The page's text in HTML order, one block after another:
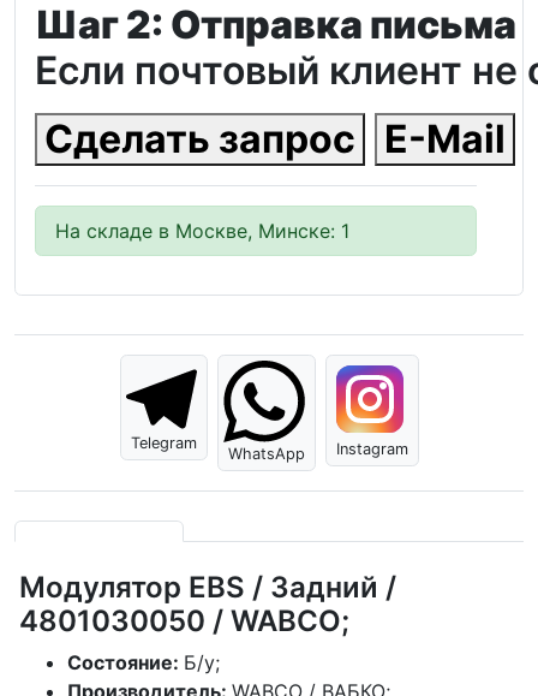
Шаг 2: Отправка письма
Если почтовый клиент
Сделать запрос
E-Mail
На складе в Москве, Минске: 1
Telegram
WhatsApp Instagram
Модулятор EBS / Задний /
4801030050 / WABCO;
Состояние: Б/у;
Производитель: WABCO / ВАБКО;